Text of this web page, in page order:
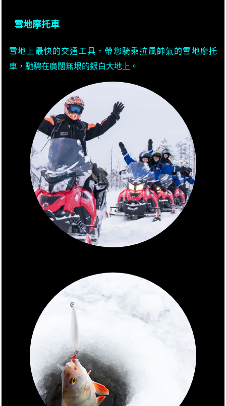
雪地摩托車
雪地上最快的交通工具，帶您騎乘拉風帥氣的雪地摩托
車，馳騁在廣闊無垠的銀白大地上。